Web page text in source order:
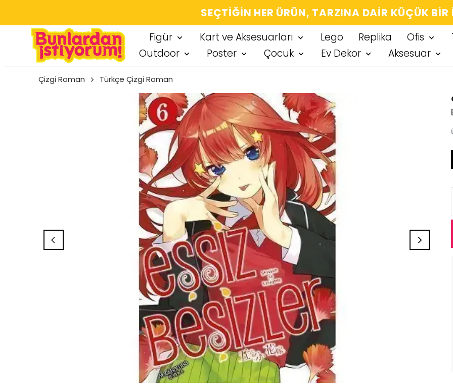
SEÇTIĞIN HER ÜRÜN, TARZINA DAIR KÜÇÜK
Figür Kart ve Aksesuarları Lego Replika Ofis
Outdoor
Poster Çocuk Ev Dekor Aksesuar
Çizgi Roman Türkçe Çizgi Roman